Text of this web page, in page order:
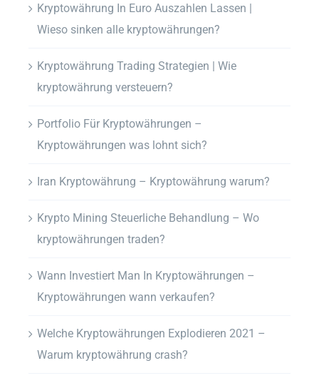
Kryptowährung In Euro Auszahlen Lassen |
Wieso sinken alle kryptowährungen?
Kryptowährung Trading Strategien | Wie
kryptowährung versteuern?
Portfolio Für Kryptowährungen –
Kryptowährungen was lohnt sich?
Iran Kryptowährung – Kryptowährung warum?
Krypto Mining Steuerliche Behandlung – Wo
kryptowährungen traden?
Wann Investiert Man In Kryptowährungen –
Kryptowährungen wann verkaufen?
Welche Kryptowährungen Explodieren 2021 –
Warum kryptowährung crash?